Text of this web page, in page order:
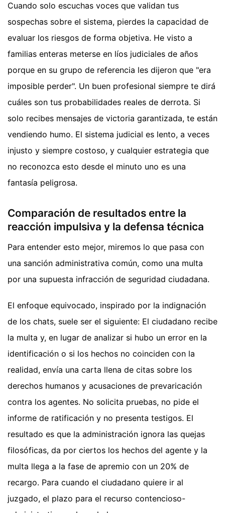
Cuando solo escuchas voces que validan tus
sospechas sobre el sistema, pierdes la capacidad de
evaluar los riesgos de forma objetiva. He visto a
familias enteras meterse en líos judiciales de años
porque en su grupo de referencia les dijeron que "era
imposible perder". Un buen profesional siempre te dirá
cuáles son tus probabilidades reales de derrota. Si
solo recibes mensajes de victoria garantizada, te están
vendiendo humo. El sistema judicial es lento, a veces
injusto y siempre costoso, y cualquier estrategia que
no reconozca esto desde el minuto uno es una
fantasía peligrosa.
Comparación de resultados entre la
reacción impulsiva y la defensa técnica
Para entender esto mejor, miremos lo que pasa con
una sanción administrativa común, como una multa
por una supuesta infracción de seguridad ciudadana.
El enfoque equivocado, inspirado por la indignación
de los chats, suele ser el siguiente: El ciudadano recibe
la multa y, en lugar de analizar si hubo un error en la
identificación o si los hechos no coinciden con la
realidad, envía una carta llena de citas sobre los
derechos humanos y acusaciones de prevaricación
contra los agentes. No solicita pruebas, no pide el
informe de ratificación y no presenta testigos. El
resultado es que la administración ignora las quejas
filosóficas, da por ciertos los hechos del agente y la
multa llega a la fase de apremio con un 20% de
recargo. Para cuando el ciudadano quiere ir al
juzgado, el plazo para el recurso contencioso-